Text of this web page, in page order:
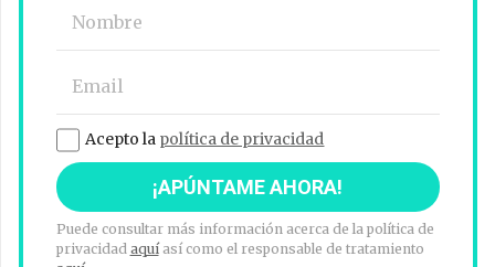
Acepto la política de privacidad
Puede consultar más información acerca de la política de
privacidad aquíasí como el responsable de tratamiento